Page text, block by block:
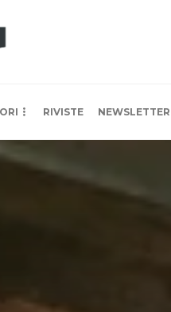
RIVISTE NEWSLETTER